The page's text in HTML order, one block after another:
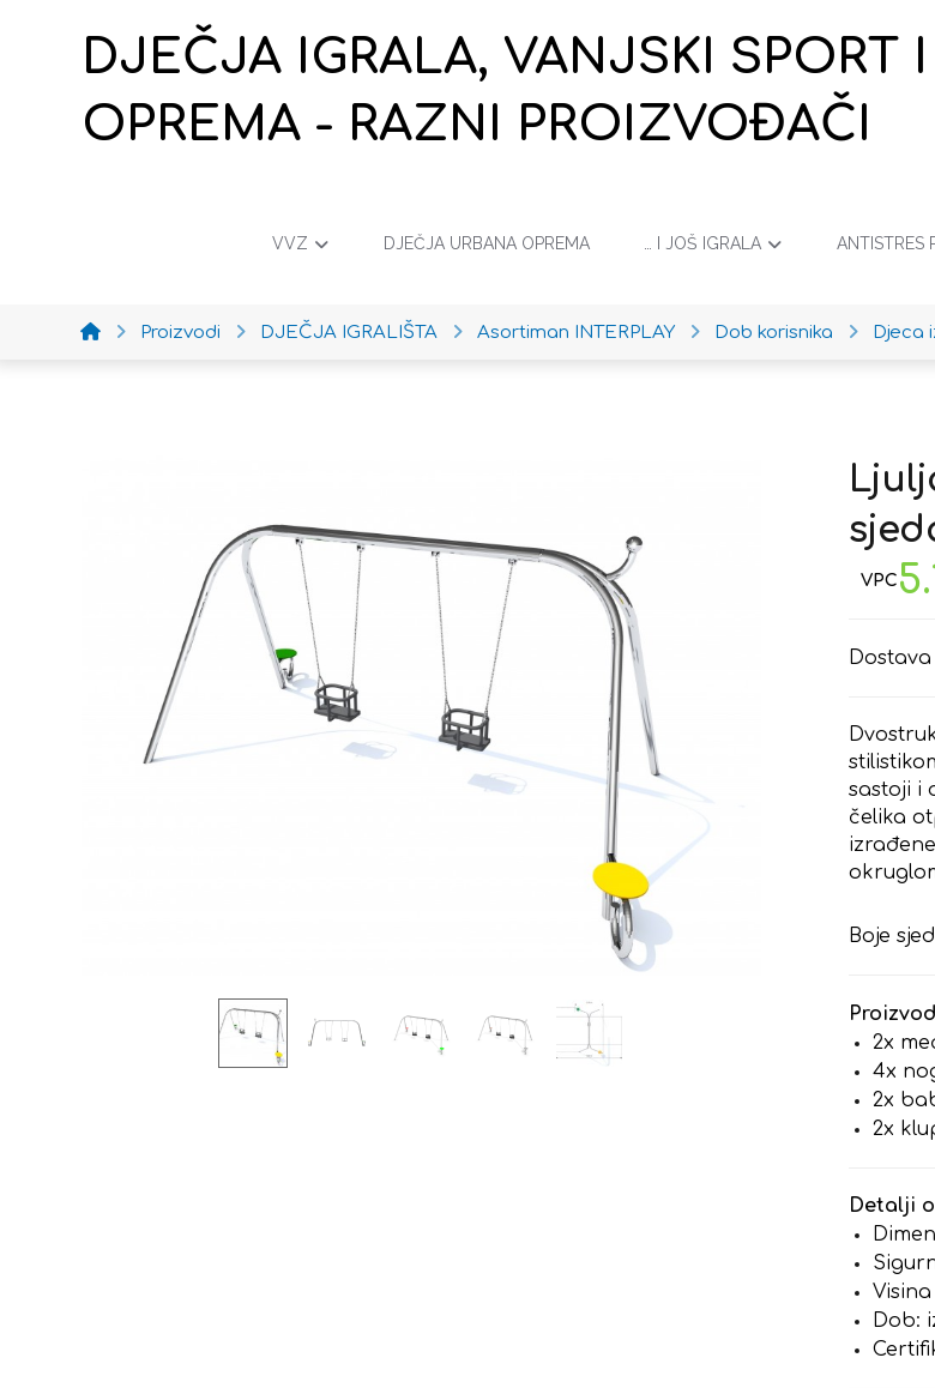
DJEČJA IGRALA, VANJSKI SPORT
OPREMA - RAZNI PROIZVOĐAČI
VVZ DJEČJA URBANA OPREMA … I JOŠ IGRALA ANTISTRES
Proizvodi DJEČJA IGRALIŠTA Asortiman INTERPLAY Dob korisnika Djeca
sastoji i
čelika
Boje
2x
4x
2x
2x
Detalji
Dob: